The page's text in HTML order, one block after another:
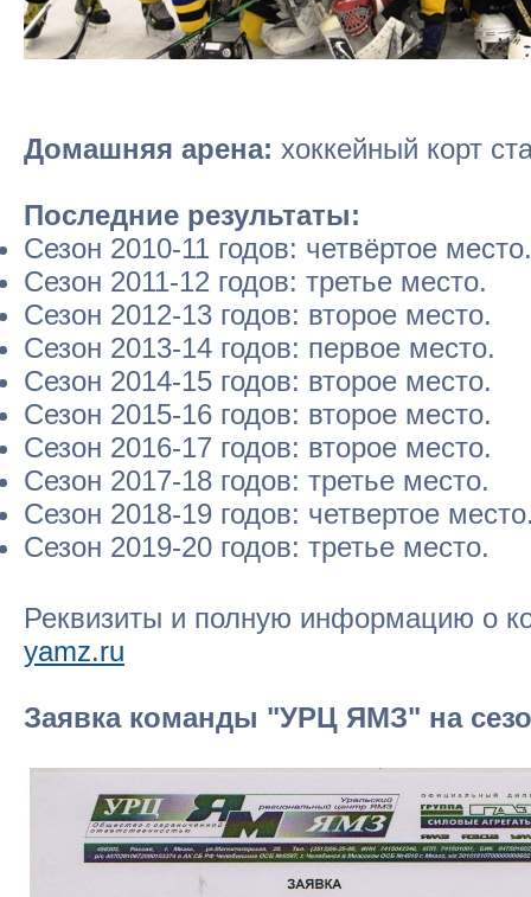
Домашняя арена: хоккейный корт
Последние результаты:
Сезон 2010-11 годов: четвёртое место.
Сезон 2011-12 годов: третье место.
Сезон 2012-13 годов: второе место.
Сезон 2013-14 годов: первое место.
Сезон 2014-15 годов: второе место.
Сезон 2015-16 годов: второе место.
Сезон 2016-17 годов: второе место.
Сезон 2017-18 годов: третье место.
Сезон 2018-19 годов: четвертое
Сезон 2019-20 годов: третье место.
Реквизиты и полную информацию о
yamz.ru
Заявка команды "УРЦ ЯМЗ" на